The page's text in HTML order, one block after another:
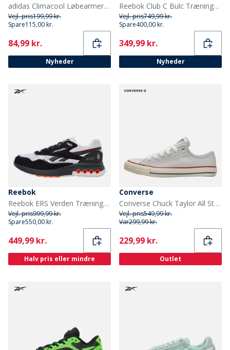
adidas Climacool Løbearmermer Lucid Red/Hvid
Vejl. pris199,99 kr.
Spare115,00 kr.
Current
84,99 kr.
Nyheder
Reebok Club C Bulc Træningssko Chalk/Astro Rose/Utility Brown
Vejl. pris749,99 kr.
Spare400,00 kr.
Current
349,99 kr.
Nyheder
Reebok
Reebok ERS Verden Træningssko Sort/Hvid/Chrome
Vejl. pris999,99 kr.
Spare550,00 kr.
Current
449,99 kr.
Halv pris eller mindre
Converse
Converse Chuck Taylor All Star Ruskind Træningssko Barely Grey/Natural Ivory
Vejl. pris549,99 kr.
Var299,99 kr.
Current
229,99 kr.
Outlet